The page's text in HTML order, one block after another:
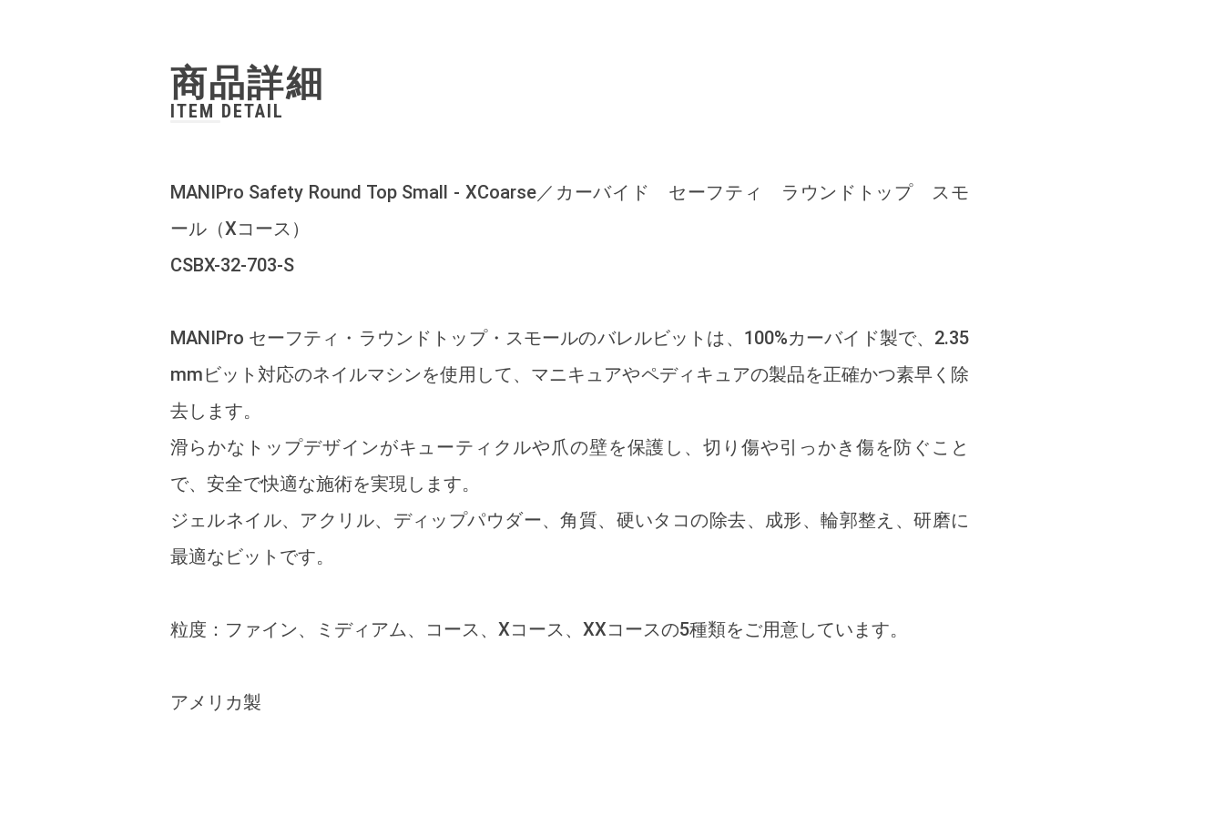
商品詳細
ITEM DETAIL
MANIPro Safety Round Top Small - XCoarse／カーバイド セーフティ ラウンドトップ スモ
ール（Xコース）
CSBX-32-703-S
MANIPro セーフティ・ラウンドトップ・スモールのバレルビットは、100%カーバイド製で、2.35
mmビット対応のネイルマシンを使用して、マニキュアやペディキュアの製品を正確かつ素早く除
去します。
滑らかなトップデザインがキューティクルや爪の壁を保護し、切り傷や引っかき傷を防ぐこと
で、安全で快適な施術を実現します。
ジェルネイル、アクリル、ディップパウダー、角質、硬いタコの除去、成形、輪郭整え、研磨に
最適なビットです。
粒度：ファイン、ミディアム、コース、Xコース、XXコースの5種類をご用意しています。
アメリカ製